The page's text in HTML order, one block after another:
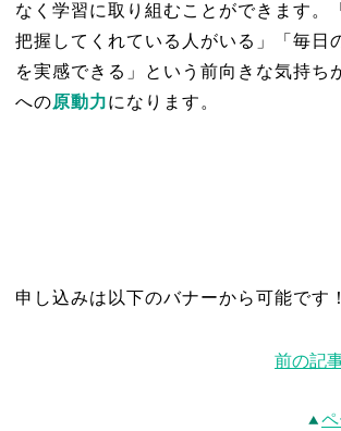
なく学習に取り組むことができます。
把握してくれている人がいる」「毎日
を実感できる」という前向きな気持ち
への原動力になります。
申し込みは以下のバナーから可能です！
前の記